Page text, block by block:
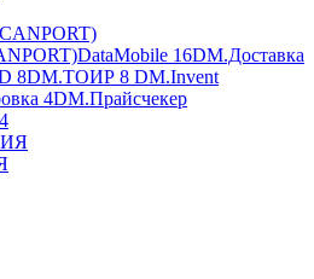
DataMobile 16DM.Доставка
8DM.ТОИР 8 DM.Invent
4DM.Прайсчекер
4